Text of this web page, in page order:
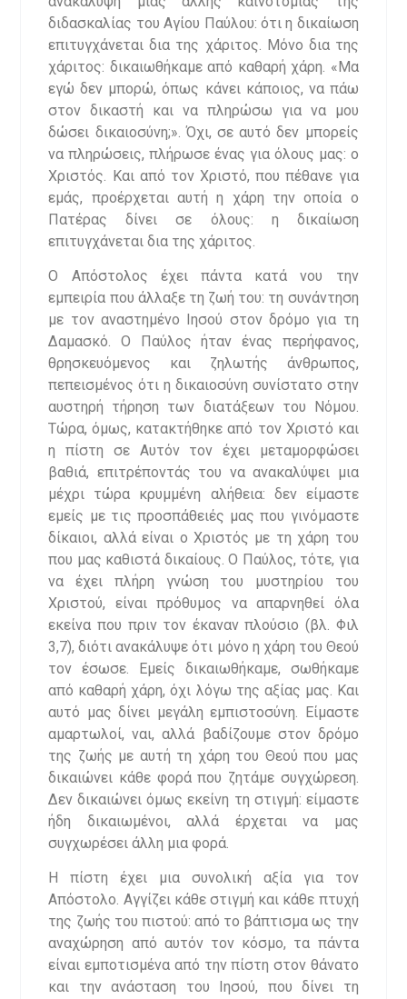
διδασκαλίας του Αγίου Παύλου: ότι η δικαίωση
επιτυγχάνεται δια της χάριτος. Μόνο δια της
χάριτος: δικαιωθήκαμε από καθαρή χάρη. «Μα
εγώ δεν μπορώ, όπως κάνει κάποιος, να πάω
στον δικαστή και να πληρώσω για να μου
δώσει δικαιοσύνη;». Όχι, σε αυτό δεν μπορείς
να πληρώσεις, πλήρωσε ένας για όλους μας: ο
Χριστός. Και από τον Χριστό, που πέθανε για
εμάς, προέρχεται αυτή η χάρη την οποία ο
Πατέρας δίνει σε όλους: η δικαίωση
επιτυγχάνεται δια της χάριτος.
Ο Απόστολος έχει πάντα κατά νου την
εμπειρία που άλλαξε τη ζωή του: τη συνάντηση
με τον αναστημένο Ιησού στον δρόμο για τη
Δαμασκό. Ο Παύλος ήταν ένας περήφανος,
θρησκευόμενος και ζηλωτής άνθρωπος,
πεπεισμένος ότι η δικαιοσύνη συνίστατο στην
αυστηρή τήρηση των διατάξεων του Νόμου.
Τώρα, όμως, κατακτήθηκε από τον Χριστό και
η πίστη σε Αυτόν τον έχει μεταμορφώσει
βαθιά, επιτρέποντάς του να ανακαλύψει μια
μέχρι τώρα κρυμμένη αλήθεια: δεν είμαστε
εμείς με τις προσπάθειές μας που γινόμαστε
δίκαιοι, αλλά είναι ο Χριστός με τη χάρη του
που μας καθιστά δικαίους. Ο Παύλος, τότε, για
να έχει πλήρη γνώση του μυστηρίου του
Χριστού, είναι πρόθυμος να απαρνηθεί όλα
εκείνα που πριν τον έκαναν πλούσιο (βλ. Φιλ
3,7), διότι ανακάλυψε ότι μόνο η χάρη του Θεού
τον έσωσε. Εμείς δικαιωθήκαμε, σωθήκαμε
από καθαρή χάρη, όχι λόγω της αξίας μας. Και
αυτό μας δίνει μεγάλη εμπιστοσύνη. Είμαστε
αμαρτωλοί, ναι, αλλά βαδίζουμε στον δρόμο
της ζωής με αυτή τη χάρη του Θεού που μας
δικαιώνει κάθε φορά που ζητάμε συγχώρεση.
Δεν δικαιώνει όμως εκείνη τη στιγμή: είμαστε
ήδη δικαιωμένοι, αλλά έρχεται να μας
συγχωρέσει άλλη μια φορά.
Η πίστη έχει μια συνολική αξία για τον
Απόστολο. Αγγίζει κάθε στιγμή και κάθε πτυχή
της ζωής του πιστού: από το βάπτισμα ως την
αναχώρηση από αυτόν τον κόσμο, τα πάντα
είναι εμποτισμένα από την πίστη στον θάνατο
και την ανάσταση του Ιησού, που δίνει τη